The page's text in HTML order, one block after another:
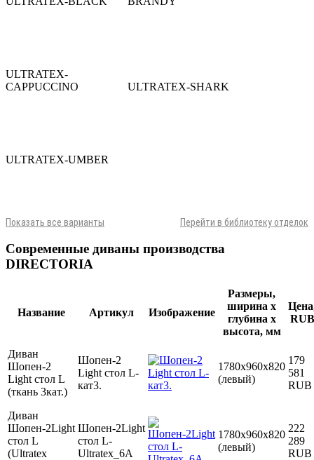
ULTRATEX-
CAPPUCCINO
ULTRATEX-SHARK
ULTRATEX-UMBER
Показать все варианты Перейти в библиотеку отделок
Современные диваны производства
DIRECTORIA
Название Артикул Изображение
Размеры,
ширина х
глубина х
высота, мм
RUB
Диван
Шопен-2
Light стол L
(ткань 3кат.)
Шопен-2
Light стол L-
кат3.
1780х960х820
(левый)
179
581
RUB
Диван
Шопен-2Light
стол L
(Ultratex
Шопен-2Light
стол L-
Ultratex_6А
1780х960х820
(левый)
222
289
RUB